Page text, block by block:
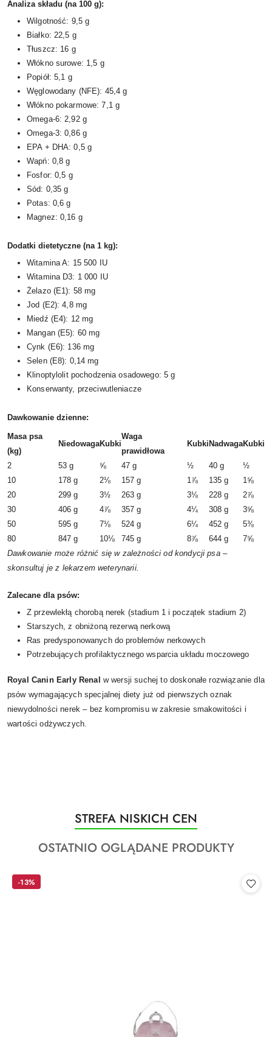
Analiza składu (na 100 g):
Wilgotność: 9,5 g
Białko: 22,5 g
Tłuszcz: 16 g
Włókno surowe: 1,5 g
Popiół: 5,1 g
Węglowodany (NFE): 45,4 g
Włókno pokarmowe: 7,1 g
Omega-6: 2,92 g
Omega-3: 0,86 g
EPA + DHA: 0,5 g
Wapń: 0,8 g
Fosfor: 0,5 g
Sód: 0,35 g
Potas: 0,6 g
Magnez: 0,16 g
Dodatki dietetyczne (na 1 kg):
Witamina A: 15 500 IU
Witamina D3: 1 000 IU
Żelazo (E1): 58 mg
Jod (E2): 4,8 mg
Miedź (E4): 12 mg
Mangan (E5): 60 mg
Cynk (E6): 136 mg
Selen (E8): 0,14 mg
Klinoptylolit pochodzenia osadowego: 5 g
Konserwanty, przeciwutleniacze
Dawkowanie dzienne:
Masa psa
(kg)
NiedowagaKubki
Waga
prawidłowa
Kubki NadwagaKubki
2 53 g ⅝ 47 g ½ 40 g
½
10
178 g 2⅛ 157 g 1⅞ 135 g
1⅝
20
299 g 3½ 263 g 3⅛ 228 g
2⅞
30
406 g 4⅞ 357 g 4¼ 308 g
3⅝
50
595 g 7⅛ 524 g 6¼ 452 g
5⅜
80
847 g 10⅛ 745 g 8⅞ 644 g
7⅝
Dawkowanie może różnić się w zależności od kondycji psa –
skonsultuj je z lekarzem weterynarii.
Zalecane dla psów:
Z przewlekłą chorobą nerek (stadium 1 i początek stadium 2)
Starszych, z obniżoną rezerwą nerkową
Ras predysponowanych do problemów nerkowych
Potrzebujących profilaktycznego wsparcia układu moczowego
Royal Canin Early Renal w wersji suchej to doskonałe rozwiązanie dla
psów wymagających specjalnej diety już od pierwszych oznak
niewydolności nerek – bez kompromisu w zakresie smakowitości i
wartości odżywczych.
Pomiń karuzelę produktów
Produkty
o
statusie:
STREFA NISKICH CEN
Produkty
statusie:
OSTATNIO OGLĄDANE PRODUKTY
-13%